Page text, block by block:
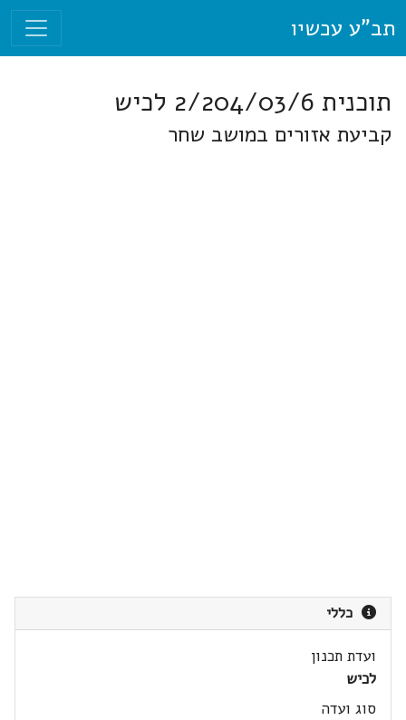
תב"ע עכשיו
תוכנית 2/204/03/6 לכיש
קביעת אזורים במושב שחר
כללי
ועדת תכנון
לכיש
סוג ועדה